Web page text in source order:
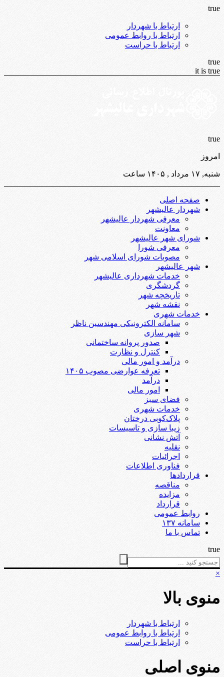
true
ارتباط با شهردار
ارتباط با روابط عمومی
ارتباط با حراست
true
it is true
true
امروز
شنبه, ۱۷ مرداد , ۱۴۰۵ ساعت
صفحه اصلی
شهردار عالیشهر
معرفی شهردار عالیشهر
معاونت
شورای شهر عالیشهر
معرفی شورا
مصوبات شورای اسلامی شهر
شهر عالیشهر
خدمات شهرداری عالیشهر
گردشگری
تاریخچه شهر
نقشه شهر
خدمات شهری
سامانه الکترونیکی مهندسین ناظر
شهر سازی
صدور پروانه ساختمانی
کنترل و نظارت
درآمد و امور مالی
تعرفه عوارضی مصوب ۱۴۰۵
درآمد
امور مالی
فضای سبز
خدمات شهری
پلاک‌کوبی درختان
زیبا سازی و تاسیسات
آتش نشانی
نقلیه
اجرائیات
فناوری اطلاعات
قراردادها
مناقصه
مزایده
قرارداد
روابط عمومی
سامانه ۱۳۷
تماس با ما
true
×
منوی بالا
ارتباط با شهردار
ارتباط با روابط عمومی
ارتباط با حراست
منوی اصلی